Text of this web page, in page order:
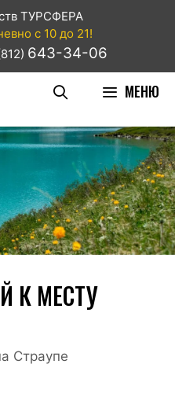
ТУРСФЕРА
с 10 до 21!
643-34-06
МЕНЮ
К МЕСТУ
Страупе